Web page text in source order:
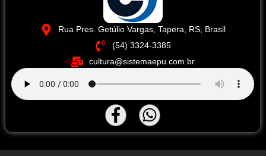
Rua Pres. Getúlio Vargas, Tapera, RS, Brasil
(54) 3324-3385
cultura@sistemaepu.com.br